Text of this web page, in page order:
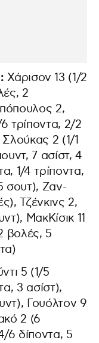
Χάρισον 13 (1/2
2
2,
τρίποντα, 2/2
2 (1/1
7 ασίστ, 4
1/4 τρίποντα,
σουτ), Ζαν-
Τζένκινς 2,
ΜακΚίσικ 11
βολές, 5
5 (1/5
3 ασίστ),
Γουόλτον 9
2 (6
6 δίποντα, 5